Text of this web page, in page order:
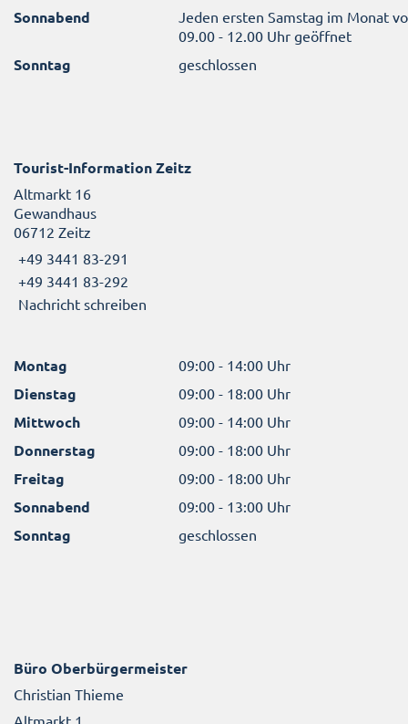
Sonnabend
Jeden ersten Samstag im Monat
09.00 - 12.00 Uhr geöffnet
Sonntag geschlossen
Tourist-Information Zeitz
Altmarkt 16
Gewandhaus
06712 Zeitz
+49 3441 83-291
+49 3441 83-292
Nachricht schreiben
Montag 09:00 - 14:00 Uhr
Dienstag 09:00 - 18:00 Uhr
Mittwoch 09:00 - 14:00 Uhr
Donnerstag 09:00 - 18:00 Uhr
Freitag 09:00 - 18:00 Uhr
Sonnabend 09:00 - 13:00 Uhr
Sonntag geschlossen
Büro Oberbürgermeister
Christian Thieme